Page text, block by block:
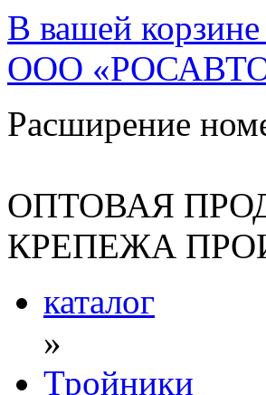
В вашей корзине
ООО
Расширение
ОПТОВАЯ
КРЕПЕЖА
каталог
»
Тройники